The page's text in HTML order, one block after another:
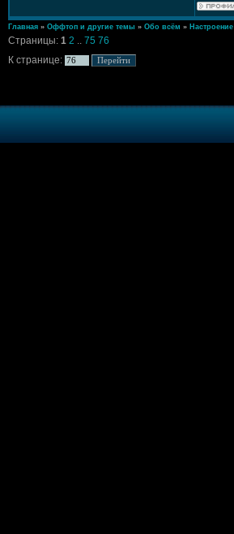
Главная » Оффтоп и другие темы » Обо всём » Настроение
Страницы: 1 2 .. 75 76
К странице: